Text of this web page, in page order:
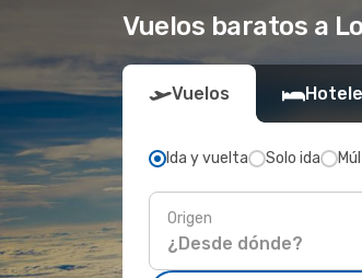
Vuelos baratos a
Vuelos
Ida y vuelta Solo ida
Origen